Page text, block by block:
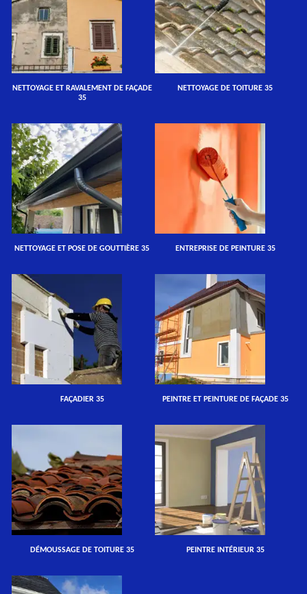
NETTOYAGE ET RAVALEMENT DE FAÇADE
35
NETTOYAGE DE TOITURE 35
NETTOYAGE ET POSE DE GOUTTIÈRE 35 ENTREPRISE DE PEINTURE 35
FAÇADIER 35 PEINTRE ET PEINTURE DE FAÇADE 35
DÉMOUSSAGE DE TOITURE 35 PEINTRE INTÉRIEUR 35